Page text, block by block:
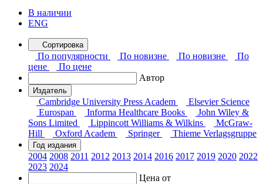
В наличии
ENG
Сортировка
По популярности По новизне По новизне
По
цене
По цене
Автор
Издатель
Cambridge University Press Academ
Elsevier Science
Eurospan
Informa Healthcare Books
John Wiley &
Sons Limited
Lippincott Williams & Wilkins
McGraw-
Hill
Oxford Academ Springer Thieme Verlagsgruppe
Год издания
2004 2008 2011 2012 2013 2014 2016 2017 2019 2020 2022
2023 2024
Цена от